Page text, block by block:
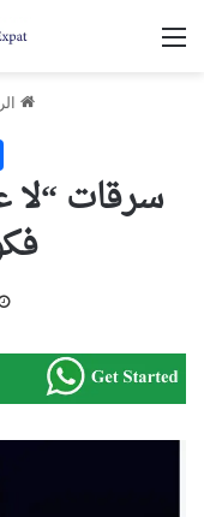
القائمة
سرقات “لا